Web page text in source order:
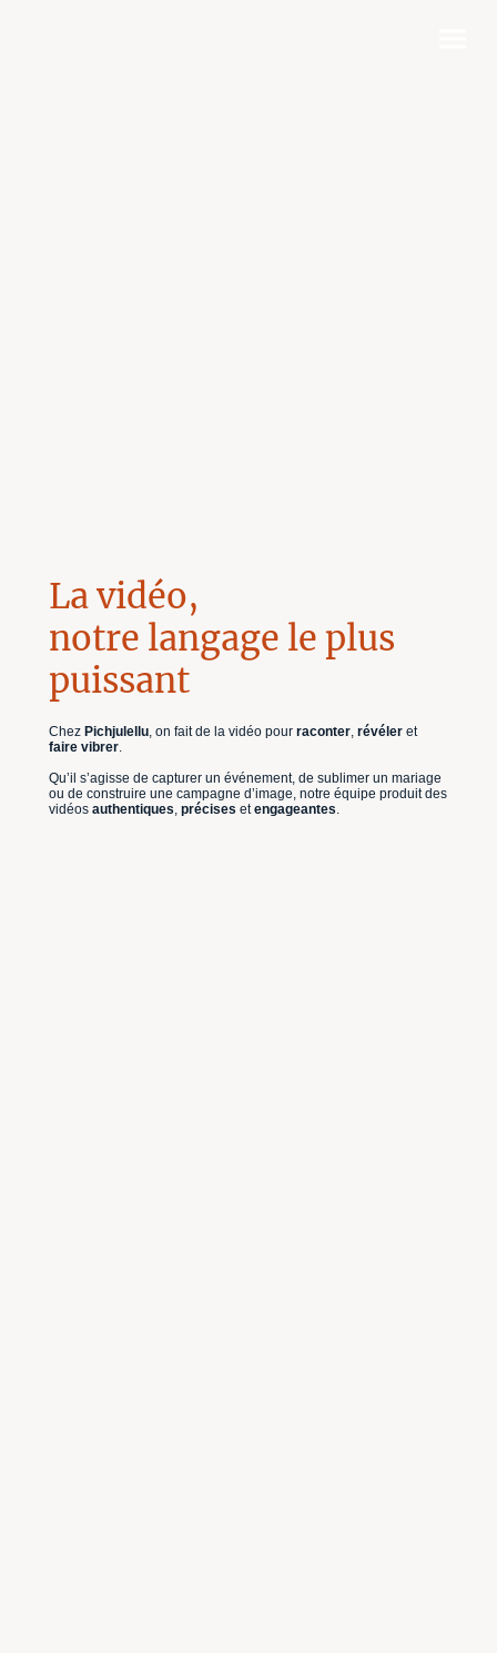
La vidéo,
notre langage le plus
puissant
Chez Pichjulellu, on fait de la vidéo pour raconter, révéler et
faire vibrer.
Qu’il s’agisse de capturer un événement, de sublimer un mariage
ou de construire une campagne d’image, notre équipe produit des
vidéos authentiques, précises etengageantes.